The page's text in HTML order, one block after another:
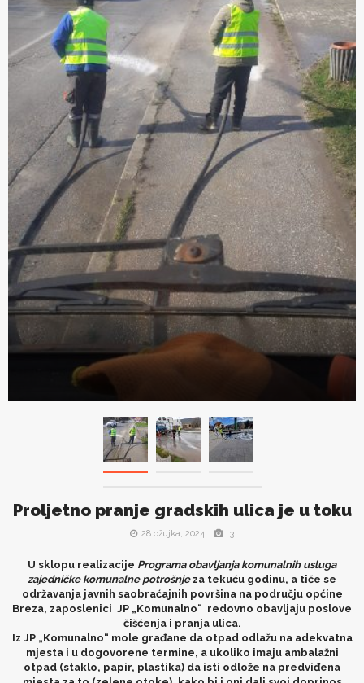
Proljetno pranje gradskih ulica je u toku
28 ožujka, 2024 3
U sklopu realizacije Programa obavljanja komunalnih usluga
zajedničke komunalne potrošnjeza tekuću godinu, a tiče se
održavanja javnih saobraćajnih površina na području općine
Breza, zaposlenici JP „Komunalno“ redovno obavljaju poslove
čišćenja i pranja ulica.
Iz JP „Komunalno“ mole građane da otpad odlažu na adekvatna
mjesta i u dogovorene termine, a ukoliko imaju ambalažni
otpad (staklo, papir, plastika) da isti odlože na predviđena